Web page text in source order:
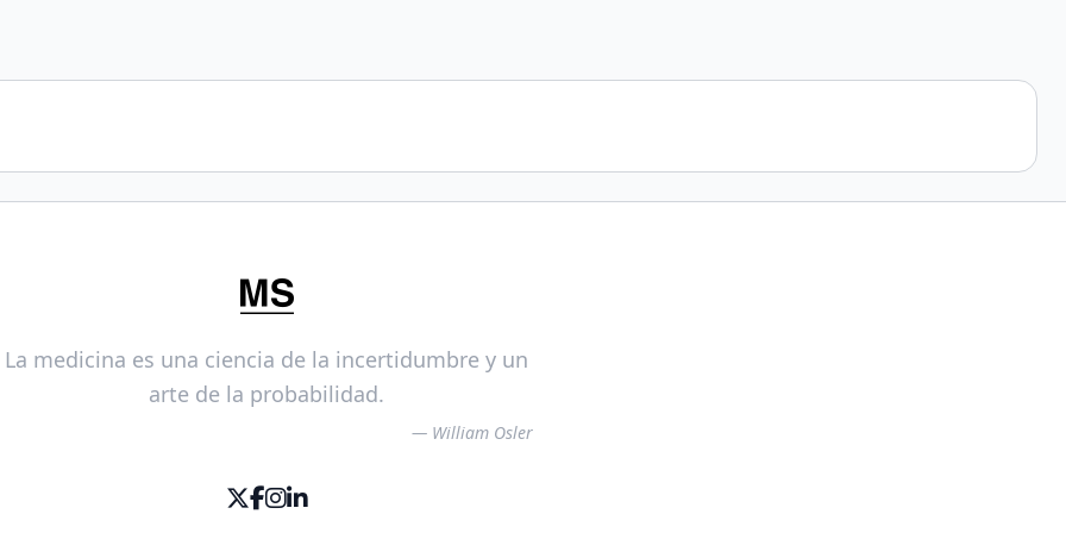
La medicina es una ciencia de la incertidumbre y un
arte de la probabilidad.
— William Osler